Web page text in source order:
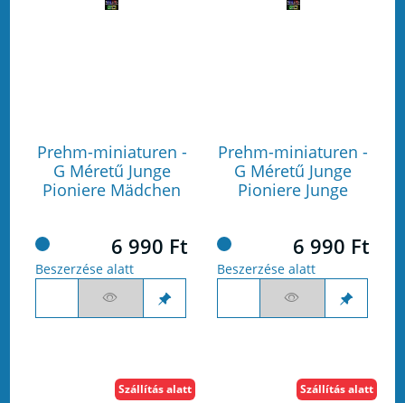
Prehm-miniaturen -
G Méretű Junge
Pioniere Mädchen
6 990 Ft
Beszerzése alatt
Prehm-miniaturen -
G Méretű Junge
Pioniere Junge
6 990 Ft
Beszerzése alatt
Szállítás alatt Szállítás alatt